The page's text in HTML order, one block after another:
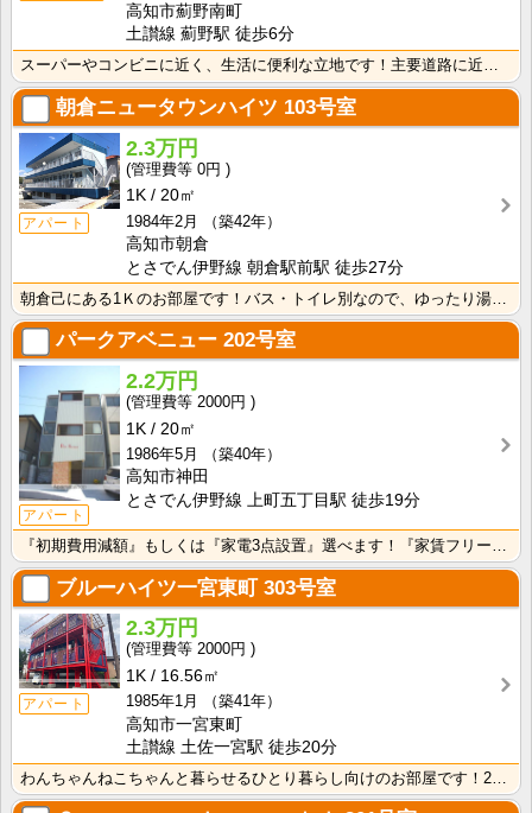
高知市薊野南町
土讃線 薊野駅 徒歩6分
スーパーやコンビニに近く、生活に便利な立地です！主要道路に近いので、中心地へのアクセスも良好！
朝倉ニュータウンハイツ 103号室
アパート
2.3万円
0円
1K
20㎡
1984年2月
（築42年）
高知市朝倉
とさでん伊野線 朝倉駅前駅 徒歩27分
パークアベニュー 202号室
アパート
2.2万円
2000円
1K
20㎡
1986年5月
（築40年）
高知市神田
とさでん伊野線 上町五丁目駅 徒歩19分
ブルーハイツ一宮東町303号室
アパート
2.3万円
2000円
1K
16.56㎡
1985年1月
（築41年）
高知市一宮東町
土讃線 土佐一宮駅 徒歩20分